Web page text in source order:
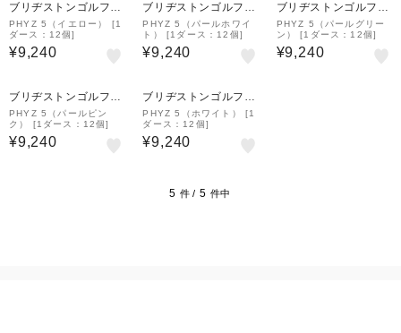
ブリヂストンゴルフプ
ラザ
PHYZ 5（イエロー） [1
ダース：12個]
¥9,240
ブリヂストンゴルフプ
ラザ
PHYZ 5（パールホワイ
ト） [1ダース：12個]
¥9,240
ブリヂストンゴルフプ
ラザ
PHYZ 5（パールグリー
ン） [1ダース：12個]
¥9,240
ブリヂストンゴルフプ
ラザ
PHYZ 5（パールピン
ク） [1ダース：12個]
¥9,240
ブリヂストンゴルフプ
ラザ
PHYZ 5（ホワイト） [1
ダース：12個]
¥9,240
5 件 / 5 件中